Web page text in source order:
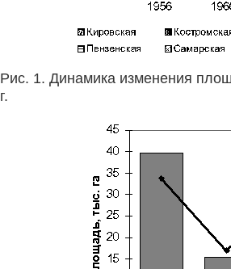
Рис. 1. Динамика изменения
г.